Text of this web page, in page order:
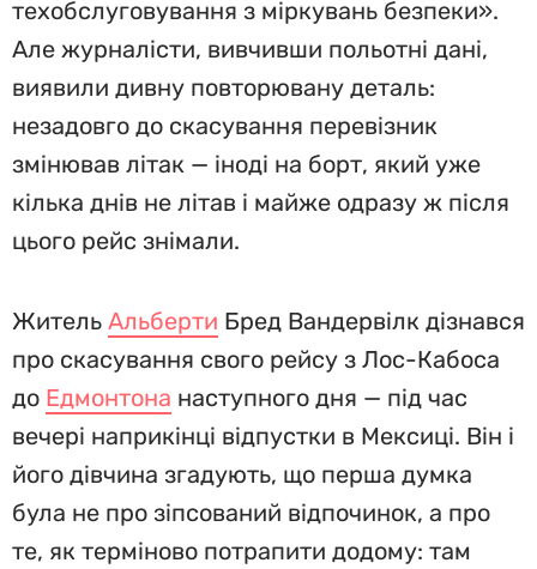
техобслуговування з міркувань безпеки».
Але журналісти, вивчивши польотні дані,
виявили дивну повторювану деталь:
незадовго до скасування перевізник
змінював літак — іноді на борт, який уже
кілька днів не літав і майже одразу ж після
цього рейс знімали.
Житель Альберти Бред Вандервілк дізнався
про скасування свого рейсу з Лос-Кабоса
до Едмонтона наступного дня — під час
вечері наприкінці відпустки в Мексиці. Він і
його дівчина згадують, що перша думка
була не про зіпсований відпочинок, а про
те, як терміново потрапити додому: там